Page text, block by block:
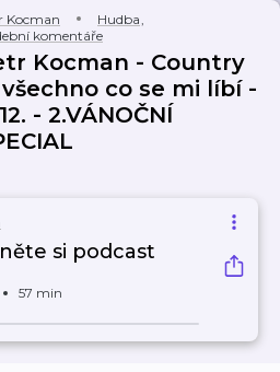
Kocman Hudba,
komentáře
Kocman - Country
co se mi líbí -
- 2.VÁNOČNÍ
si podcast
57 min